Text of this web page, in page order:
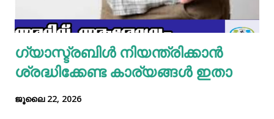
ഒരു പാനിൽ കുറച്ച് നെയ്യ് തടവിയ ശേഷം അതിൽ തയാ...
ഗ്യാസ്ട്രബിൾ നിയന്ത്രിക്കാൻ
ശ്രദ്ധിക്കേണ്ട കാര്യങ്ങൾ ഇതാ
ജൂലൈ 22, 2026